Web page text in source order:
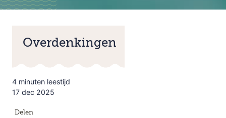
Overdenkingen
4 minuten leestijd
17 dec 2025
Delen